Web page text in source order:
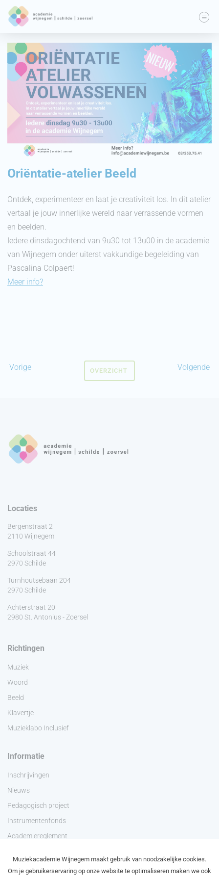
Oriëntatie-atelier Beeld
Ontdek, experimenteer en laat je creativiteit los. In dit atelier
vertaal je jouw innerlijke wereld naar verrassende vormen
en beelden.
Iedere dinsdagochtend van 9u30 tot 13u00 in de academie
van Wijnegem onder uiterst vakkundige begeleiding van
Pascalina Colpaert!
Meer info?
Vorige Volgende
OVERZICHT
Locaties
Bergenstraat 2
2110 Wijnegem
Schoolstraat 44
2970 Schilde
Turnhoutsebaan 204
2970 Schilde
Achterstraat 20
2980 St. Antonius - Zoersel
Richtingen
Muziek
Woord
Beeld
Klavertje
Muzieklabo Inclusief
Informatie
Inschrijvingen
Nieuws
Pedagogisch project
Instrumentenfonds
Academiereglement
Muziekacademie Wijnegem maakt gebruik van noodzakelijke cookies.
Om je gebruikerservaring op onze website te optimaliseren maken we ook